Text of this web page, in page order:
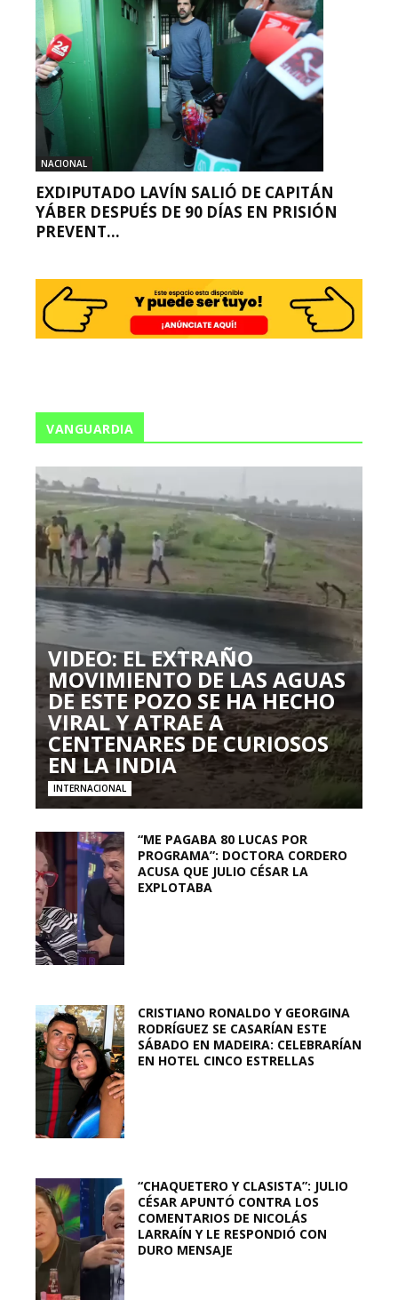
NACIONAL
EXDIPUTADO LAVÍN SALIÓ DE CAPITÁN
YÁBER DESPUÉS DE 90 DÍAS EN PRISIÓN
PREVENT...
VANGUARDIA
VIDEO: EL EXTRAÑO
MOVIMIENTO DE LAS AGUAS
DE ESTE POZO SE HA HECHO
VIRAL Y ATRAE A
CENTENARES DE CURIOSOS
EN LA INDIA
INTERNACIONAL
“ME PAGABA 80 LUCAS POR
PROGRAMA”: DOCTORA CORDERO
ACUSA QUE JULIO CÉSAR LA
EXPLOTABA
CRISTIANO RONALDO Y GEORGINA
RODRÍGUEZ SE CASARÍAN ESTE
SÁBADO EN MADEIRA: CELEBRARÍAN
EN HOTEL CINCO ESTRELLAS
“CHAQUETERO Y CLASISTA”: JULIO
CÉSAR APUNTÓ CONTRA LOS
COMENTARIOS DE NICOLÁS
LARRAÍN Y LE RESPONDIÓ CON
DURO MENSAJE